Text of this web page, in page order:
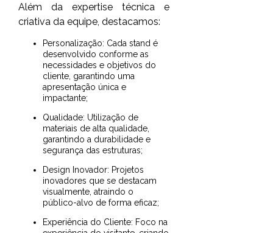
Além da expertise técnica e
criativa da equipe, destacamos:
Personalização: Cada stand é
desenvolvido conforme as
necessidades e objetivos do
cliente, garantindo uma
apresentação única e
impactante;
Qualidade: Utilização de
materiais de alta qualidade,
garantindo a durabilidade e
segurança das estruturas;
Design Inovador: Projetos
inovadores que se destacam
visualmente, atraindo o
público-alvo de forma eficaz;
Experiência do Cliente: Foco na